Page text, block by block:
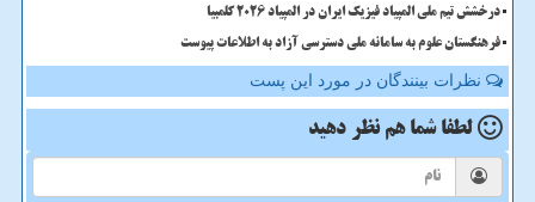
درخشش تیم ملی المپیاد فیزیک ایران در المپیاد 2026 کلمبیا
فرهنگستان علوم به سامانه ملی دسترسی آزاد به اطلاعات پیوست
نظرات بینندگان در مورد این پست
لطفا شما هم نظر دهید